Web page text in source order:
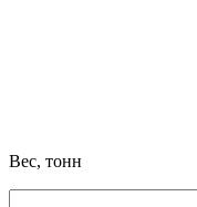
Вес, тонн